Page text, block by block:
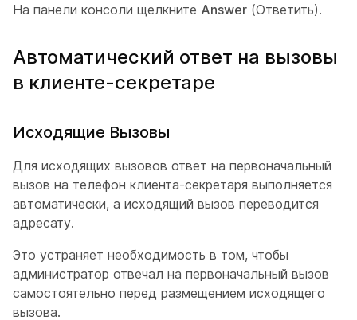
На панели консоли щелкните Answer (Ответить).
Автоматический ответ на вызовы
в клиенте-секретаре
Исходящие Вызовы
Для исходящих вызовов ответ на первоначальный
вызов на телефон клиента-секретаря выполняется
автоматически, а исходящий вызов переводится
адресату.
Это устраняет необходимость в том, чтобы
администратор отвечал на первоначальный вызов
самостоятельно перед размещением исходящего
вызова.